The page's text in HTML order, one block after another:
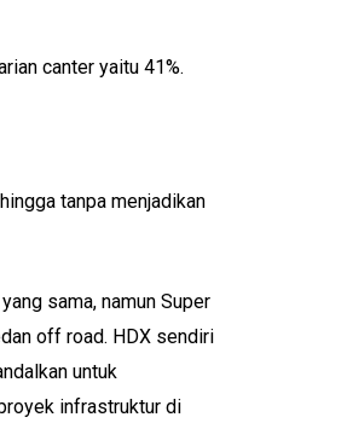
canter yaitu 41%.
tanpa menjadikan
sama, namun Super
off road. HDX sendiri
untuk
infrastruktur di